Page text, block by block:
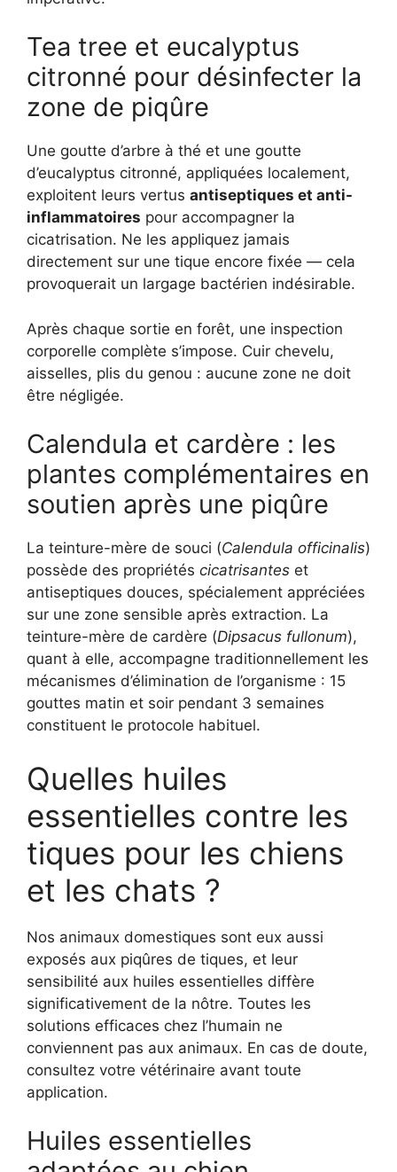
Tea tree et eucalyptus
citronné pour désinfecter la
zone de piqûre
Une goutte d’arbre à thé et une goutte
d’eucalyptus citronné, appliquées localement,
exploitent leurs vertus antiseptiques et anti-
inflammatoires pour accompagner la
cicatrisation. Ne les appliquez jamais
directement sur une tique encore fixée — cela
provoquerait un largage bactérien indésirable.
Après chaque sortie en forêt, une inspection
corporelle complète s’impose. Cuir chevelu,
aisselles, plis du genou : aucune zone ne doit
être négligée.
Calendula et cardère : les
plantes complémentaires en
soutien après une piqûre
La teinture-mère de souci (Calendula officinalis)
possède des propriétés cicatrisantes et
antiseptiques douces, spécialement appréciées
sur une zone sensible après extraction. La
teinture-mère de cardère (Dipsacus fullonum),
quant à elle, accompagne traditionnellement les
mécanismes d’élimination de l’organisme : 15
gouttes matin et soir pendant 3 semaines
constituent le protocole habituel.
Quelles huiles
essentielles contre les
tiques pour les chiens
et les chats ?
Nos animaux domestiques sont eux aussi
exposés aux piqûres de tiques, et leur
sensibilité aux huiles essentielles diffère
significativement de la nôtre. Toutes les
solutions efficaces chez l’humain ne
conviennent pas aux animaux. En cas de doute,
consultez votre vétérinaire avant toute
application.
Huiles essentielles